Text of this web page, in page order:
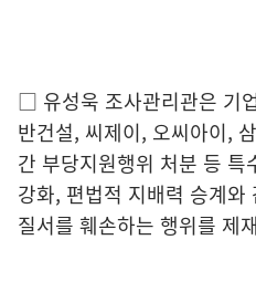
□ 유성욱 조사관리관은 기
반건설, 씨제이, 오씨아이,
간 부당지원행위 처분 등 특
강화, 편법적 지배력 승계와
질서를 훼손하는 행위를 제